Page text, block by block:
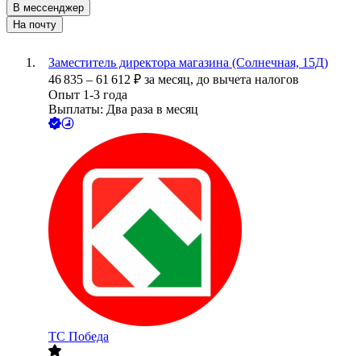
В мессенджер
На почту
Заместитель директора магазина (Солнечная, 15Д)
46 835 – 61 612 ₽ за месяц, до вычета налогов
Опыт 1-3 года
Выплаты: Два раза в месяц
ТС Победа